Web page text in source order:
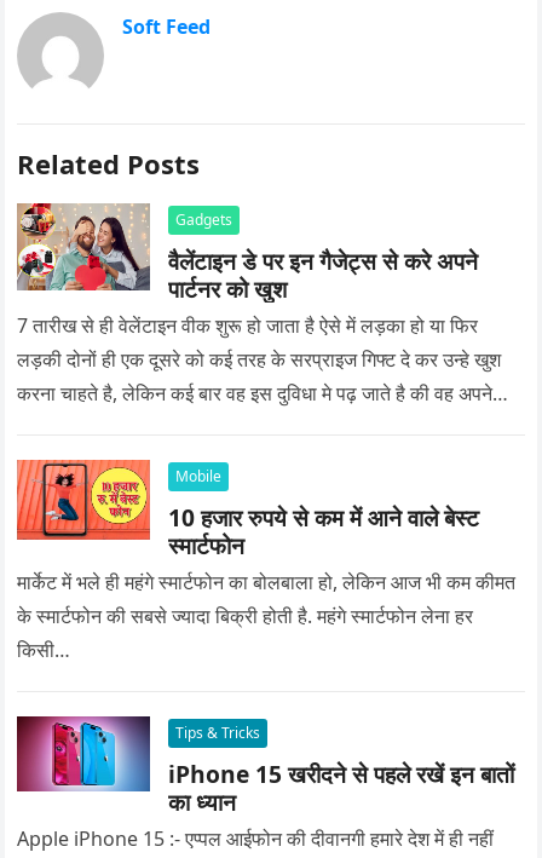
Soft Feed
Related Posts
Gadgets
वैलेंटाइन डे पर इन गैजेट्स से करे अपने
पार्टनर को खुश
7 तारीख से ही वेलेंटाइन वीक शुरू हो जाता है ऐसे में लड़का हो या फिर
लड़की दोनों ही एक दूसरे को कई तरह के सरप्राइज गिफ्ट दे कर उन्हे खुश
करना चाहते है, लेकिन कई बार वह इस दुविधा मे पढ़ जाते है की वह अपने
Mobile
10 हजार रुपये से कम में आने वाले बेस्ट
स्मार्टफोन
मार्केट में भले ही महंगे स्मार्टफोन का बोलबाला हो, लेकिन आज भी कम कीमत
के स्मार्टफोन की सबसे ज्यादा बिक्री होती है. महंगे स्मार्टफोन लेना हर
किसी…
Tips & Tricks
iPhone 15 खरीदने से पहले रखें इन बातों
का ध्यान
Apple iPhone 15 :- एप्पल आईफोन की दीवानगी हमारे देश में ही नहीं